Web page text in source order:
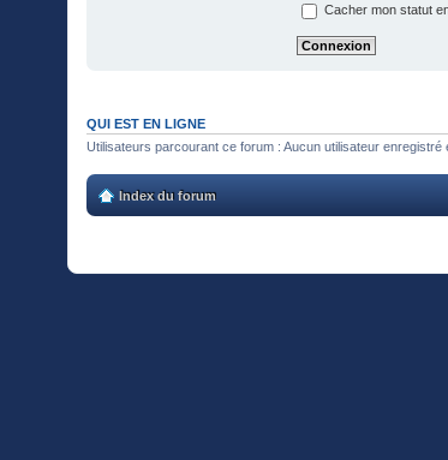
Cacher mon statut
QUI EST EN LIGNE
Utilisateurs parcourant ce forum : Aucun utilisateur enregistré
Index du forum